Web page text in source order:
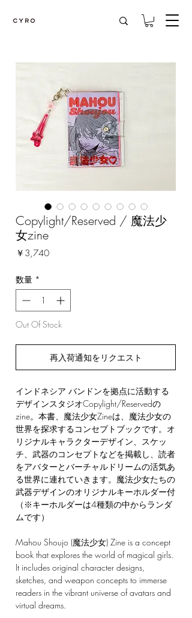
Copylight/Reserved / 魔法少
女zine
￥3,740価
数量 *
Out Of Stock
再入荷通知をリクエスト
インドネシア バンドンを拠点に活動する
デザインスタジオCopylight/Reservedの
zine。本書、魔法少女Zineは、魔法少女の
世界を探求するコンセプトブックです。オ
リジナルキャラクターデザイン、スケッ
チ、武器のコンセプトなどを掲載し、読者
をアバターとバーチャルドリームの活気あ
る世界に連れていきます。魔法少女たちの
武器デザインのオリジナルキーホルダー付
（※キーホルダーは4種類の中からランダ
ムです）
Mahou Shoujo (魔法少女) Zine is a concept
book that explores the world of magical girls.
It includes original character designs,
sketches, and weapon concepts to immerse
readers in the vibrant universe of avatars and
virtual dreams.